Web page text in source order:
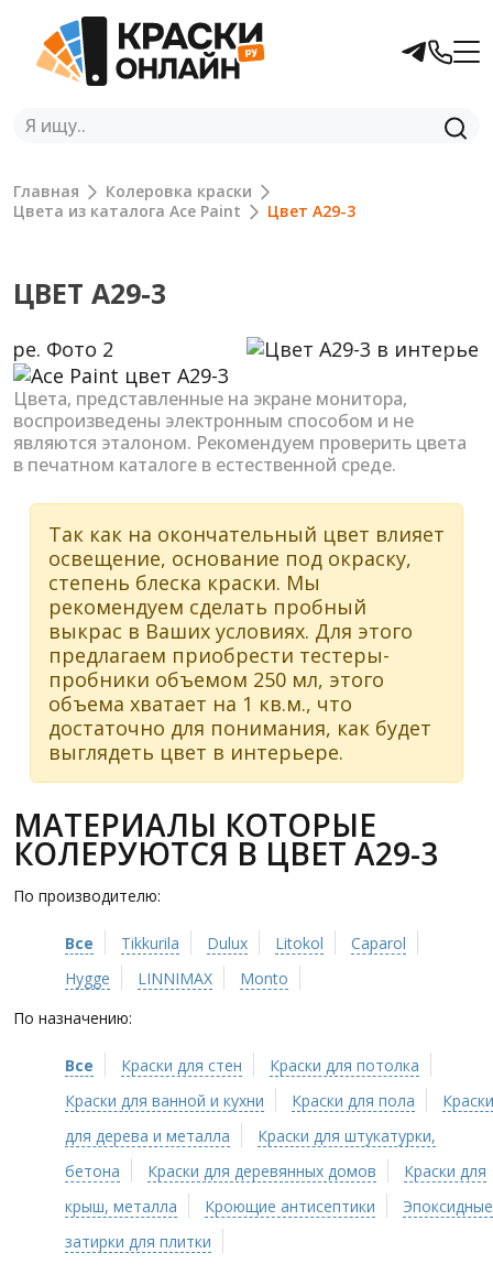
Главная
Колеровка краски
Цвета из каталога Ace Paint
Цвет A29-3
ЦВЕТ A29-3
Previous Next
Цвета, представленные на экране монитора,
воспроизведены электронным способом и не
являются эталоном. Рекомендуем проверить цвета
в печатном каталоге в естественной среде.
Так как на окончательный цвет влияет
освещение, основание под окраску,
степень блеска краски. Мы
рекомендуем сделать пробный
выкрас в Ваших условиях. Для этого
предлагаем приобрести тестеры-
пробники объемом 250 мл, этого
объема хватает на 1 кв.м., что
достаточно для понимания, как будет
выглядеть цвет в интерьере.
МАТЕРИАЛЫ КОТОРЫЕ
КОЛЕРУЮТСЯ В ЦВЕТ A29-3
По производителю:
Все Tikkurila Dulux Litokol
Caparol
Hygge
LINNIMAX
Monto
По назначению:
Все Краски для стен
Краски для потолка
Краски для ванной и кухни
Краски для пола
Краски
для дерева и металла
Краски для штукатурки,
бетона
Краски для деревянных домов
Краски для
крыш, металла
Кроющие антисептики
Эпоксидные
затирки для плитки